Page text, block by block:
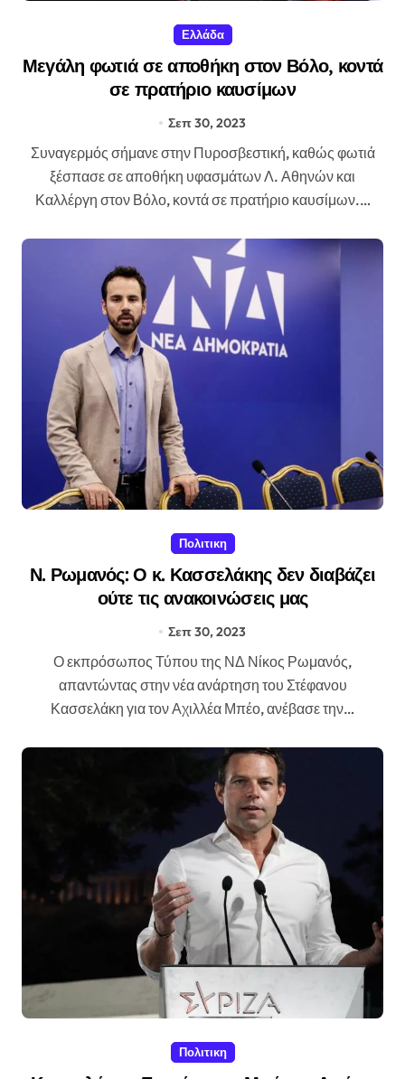
Ελλάδα
Μεγάλη φωτιά σε αποθήκη στον Βόλο, κοντά
σε πρατήριο καυσίμων
Σεπ 30, 2023
Συναγερμός σήμανε στην Πυροσβεστική, καθώς φωτιά
ξέσπασε σε αποθήκη υφασμάτων Λ. Αθηνών και
Καλλέργη στον Βόλο, κοντά σε πρατήριο καυσίμων.…
Πολιτικη
Ν. Ρωμανός: Ο κ. Κασσελάκης δεν διαβάζει
ούτε τις ανακοινώσεις μας
Σεπ 30, 2023
Ο εκπρόσωπος Τύπου της ΝΔ Νίκος Ρωμανός,
απαντώντας στην νέα ανάρτηση του Στέφανου
Κασσελάκη για τον Αχιλλέα Μπέο, ανέβασε την…
Πολιτικη